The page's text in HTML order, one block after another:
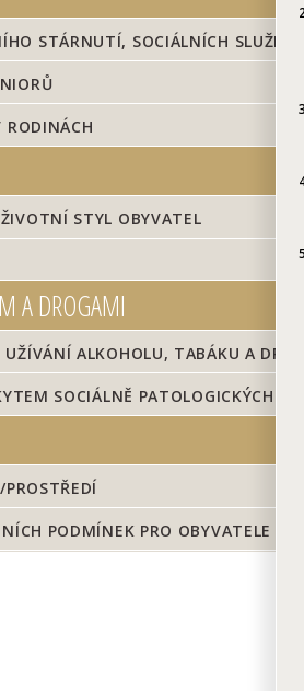
STÁRNUTÍ, SOCIÁLNÍCH
RODINÁCH
STYL OBYVATEL
A DROGAMI
ALKOHOLU, TABÁKU A
SOCIÁLNĚ PATOLOGICKÝCH
PODMÍNEK PRO OBYVATELE